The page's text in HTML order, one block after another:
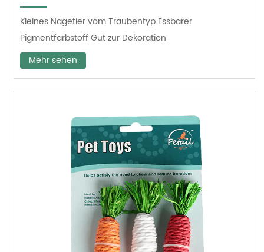
Kleines Nagetier vom Traubentyp Essbarer
Pigmentfarbstoff Gut zur Dekoration
Mehr sehen